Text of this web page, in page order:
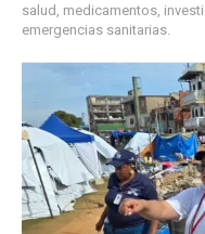
salud, medicamentos,
emergencias sanitarias.